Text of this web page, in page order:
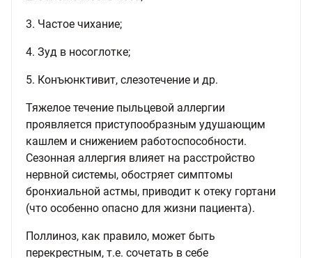
3. Частое чихание;
4. Зуд в носоглотке;
5. Конъюнктивит, слезотечение и др.
Тяжелое течение пыльцевой аллергии
проявляется приступообразным удушающим
кашлем и снижением работоспособности.
Сезонная аллергия влияет на расстройство
нервной системы, обостряет симптомы
бронхиальной астмы, приводит к отеку гортани
(что особенно опасно для жизни пациента).
Поллиноз, как правило, может быть
перекрестным, т.е. сочетать в себе